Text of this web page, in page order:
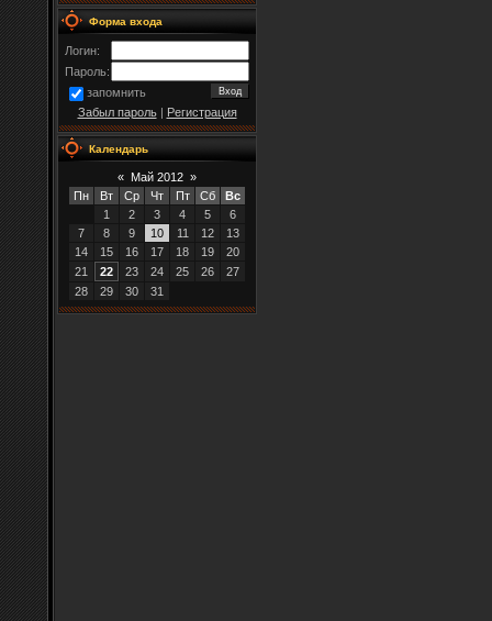
Форма входа
Логин:
Пароль:
запомнить
Забыл пароль| Регистрация
Календарь
« Май 2012 »
Пн
Вт Ср Чт Пт Сб
Вс
1
2 3 4 5
6
7
8 9 10 11 12
13
14
15 16 17 18 19
20
21
22 23 24 25 26
27
28
29 30 31